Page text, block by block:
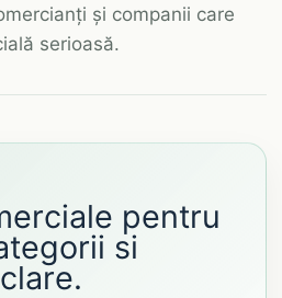
și companii care
serioasă.
pentru
si